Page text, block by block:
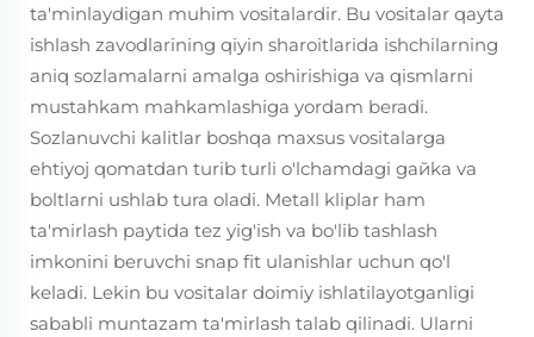
ta'minlaydigan muhim vositalardir. Bu vositalar qayta
ishlash zavodlarining qiyin sharoitlarida ishchilarning
aniq sozlamalarni amalga oshirishiga va qismlarni
mustahkam mahkamlashiga yordam beradi.
Sozlanuvchi kalitlar boshqa maxsus vositalarga
ehtiyoj qomatdan turib turli o'lchamdagi gайka va
boltlarni ushlab tura oladi. Metall kliplar ham
ta'mirlash paytida tez yig'ish va bo'lib tashlash
imkonini beruvchi snap fit ulanishlar uchun qo'l
keladi. Lekin bu vositalar doimiy ishlatilayotganligi
sababli muntazam ta'mirlash talab qilinadi. Ularni